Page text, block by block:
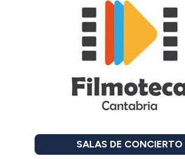
SALAS DE CONCIERTO